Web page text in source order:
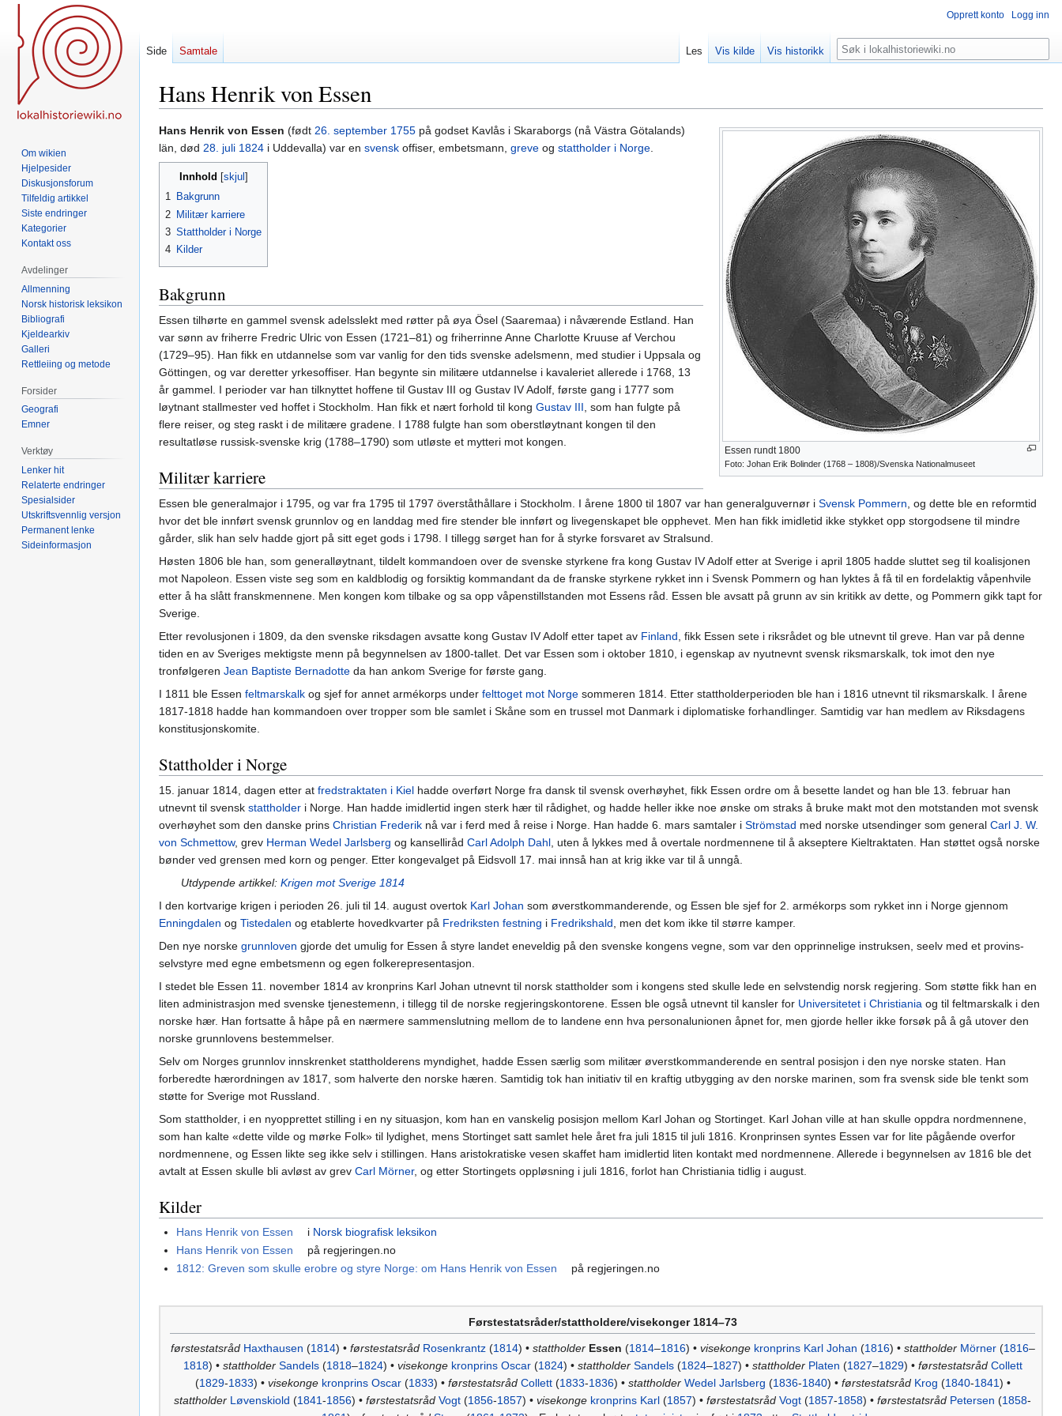
Hans Henrik von Essen
Hopp
til
navigering
Hopp
til
søk
Essen rundt 1800
Foto: Johan Erik Bolinder (1768 – 1808)/Svenska Nationalmuseet
Hans Henrik von Essen (født 26. september 1755 på godset Kavlås i Skaraborgs (nå Västra Götalands)
län, død 28. juli 1824 i Uddevalla) var en svensk offiser, embetsmann, greve og stattholder i Norge.
Innhold
1 Bakgrunn
2 Militær karriere
3 Stattholder i Norge
4 Kilder
Bakgrunn
Essen tilhørte en gammel svensk adelsslekt med røtter på øya Ösel (Saaremaa) i nåværende Estland. Han
var sønn av friherre Fredric Ulric von Essen (1721–81) og friherrinne Anne Charlotte Kruuse af Verchou
(1729–95). Han fikk en utdannelse som var vanlig for den tids svenske adelsmenn, med studier i Uppsala og
Göttingen, og var deretter yrkesoffiser. Han begynte sin militære utdannelse i kavaleriet allerede i 1768, 13
år gammel. I perioder var han tilknyttet hoffene til Gustav III og Gustav IV Adolf, første gang i 1777 som
løytnant stallmester ved hoffet i Stockholm. Han fikk et nært forhold til kong Gustav III, som han fulgte på
flere reiser, og steg raskt i de militære gradene. I 1788 fulgte han som oberstløytnant kongen til den
resultatløse russisk-svenske krig (1788–1790) som utløste et mytteri mot kongen.
Militær karriere
Essen ble generalmajor i 1795, og var fra 1795 til 1797 överståthållare i Stockholm. I årene 1800 til 1807 var han generalguvernør i Svensk Pommern, og dette ble en reformtid
hvor det ble innført svensk grunnlov og en landdag med fire stender ble innført og livegenskapet ble opphevet. Men han fikk imidletid ikke stykket opp storgodsene til mindre
gårder, slik han selv hadde gjort på sitt eget gods i 1798. I tillegg sørget han for å styrke forsvaret av Stralsund.
Høsten 1806 ble han, som generalløytnant, tildelt kommandoen over de svenske styrkene fra kong Gustav IV Adolf etter at Sverige i april 1805 hadde sluttet seg til koalisjonen
mot Napoleon. Essen viste seg som en kaldblodig og forsiktig kommandant da de franske styrkene rykket inn i Svensk Pommern og han lyktes å få til en fordelaktig våpenhvile
etter å ha slått franskmennene. Men kongen kom tilbake og sa opp våpenstillstanden mot Essens råd. Essen ble avsatt på grunn av sin kritikk av dette, og Pommern gikk tapt for
Sverige.
Etter revolusjonen i 1809, da den svenske riksdagen avsatte kong Gustav IV Adolf etter tapet av Finland, fikk Essen sete i riksrådet og ble utnevnt til greve. Han var på denne
tiden en av Sveriges mektigste menn på begynnelsen av 1800-tallet. Det var Essen som i oktober 1810, i egenskap av nyutnevnt svensk riksmarskalk, tok imot den nye
tronfølgeren Jean Baptiste Bernadotte da han ankom Sverige for første gang.
I 1811 ble Essen feltmarskalk og sjef for annet armékorps under felttoget mot Norge sommeren 1814. Etter stattholderperioden ble han i 1816 utnevnt til riksmarskalk. I årene
1817-1818 hadde han kommandoen over tropper som ble samlet i Skåne som en trussel mot Danmark i diplomatiske forhandlinger. Samtidig var han medlem av Riksdagens
konstitusjonskomite.
Stattholder i Norge
15. januar 1814, dagen etter at fredstraktaten i Kiel hadde overført Norge fra dansk til svensk overhøyhet, fikk Essen ordre om å besette landet og han ble 13. februar han
utnevnt til svensk stattholder i Norge. Han hadde imidlertid ingen sterk hær til rådighet, og hadde heller ikke noe ønske om straks å bruke makt mot den motstanden mot svensk
overhøyhet som den danske prins Christian Frederik nå var i ferd med å reise i Norge. Han hadde 6. mars samtaler i Strömstad med norske utsendinger som general Carl J. W.
von Schmettow, grev Herman Wedel Jarlsberg og kanselliråd Carl Adolph Dahl, uten å lykkes med å overtale nordmennene til å akseptere Kieltraktaten. Han støttet også norske
bønder ved grensen med korn og penger. Etter kongevalget på Eidsvoll 17. mai innså han at krig ikke var til å unngå.
Utdypende artikkel: Krigen mot Sverige 1814
I den kortvarige krigen i perioden 26. juli til 14. august overtok Karl Johan som øverstkommanderende, og Essen ble sjef for 2. armékorps som rykket inn i Norge gjennom
Enningdalen og Tistedalen og etablerte hovedkvarter på Fredriksten festning i Fredrikshald, men det kom ikke til større kamper.
Den nye norske grunnloven gjorde det umulig for Essen å styre landet eneveldig på den svenske kongens vegne, som var den opprinnelige instruksen, seelv med et provins-
selvstyre med egne embetsmenn og egen folkerepresentasjon.
I stedet ble Essen 11. november 1814 av kronprins Karl Johan utnevnt til norsk stattholder som i kongens sted skulle lede en selvstendig norsk regjering. Som støtte fikk han en
liten administrasjon med svenske tjenestemenn, i tillegg til de norske regjeringskontorene. Essen ble også utnevnt til kansler for Universitetet i Christiania og til feltmarskalk i den
norske hær. Han fortsatte å håpe på en nærmere sammenslutning mellom de to landene enn hva personalunionen åpnet for, men gjorde heller ikke forsøk på å gå utover den
norske grunnlovens bestemmelser.
Selv om Norges grunnlov innskrenket stattholderens myndighet, hadde Essen særlig som militær øverstkommanderende en sentral posisjon i den nye norske staten. Han
forberedte hærordningen av 1817, som halverte den norske hæren. Samtidig tok han initiativ til en kraftig utbygging av den norske marinen, som fra svensk side ble tenkt som
støtte for Sverige mot Russland.
Som stattholder, i en nyopprettet stilling i en ny situasjon, kom han en vanskelig posisjon mellom Karl Johan og Stortinget. Karl Johan ville at han skulle oppdra nordmennene,
som han kalte «dette vilde og mørke Folk» til lydighet, mens Stortinget satt samlet hele året fra juli 1815 til juli 1816. Kronprinsen syntes Essen var for lite pågående overfor
nordmennene, og Essen likte seg ikke selv i stillingen. Hans aristokratiske vesen skaffet ham imidlertid liten kontakt med nordmennene. Allerede i begynnelsen av 1816 ble det
avtalt at Essen skulle bli avløst av grev Carl Mörner, og etter Stortingets oppløsning i juli 1816, forlot han Christiania tidlig i august.
Kilder
Hans Henrik von Essen i Norsk biografisk leksikon
Hans Henrik von Essen
på regjeringen.no
1812: Greven som skulle erobre og styre Norge: om Hans Henrik von Essen
på regjeringen.no
Førstestatsråder/stattholdere/visekonger 1814–73
førstestatsråd Haxthausen (1814) • førstestatsråd Rosenkrantz(1814) • stattholder Essen (1814–1816) • visekonge kronprins Karl Johan (1816) • stattholder Mörner(1816–
1818) • stattholder Sandels(1818–1824) • visekonge kronprins Oscar(1824) • stattholder Sandels(1824–1827) • stattholder Platen (1827–1829) • førstestatsråd Collett
(1829-1833) • visekonge kronprins Oscar(1833) • førstestatsråd Collett(1833-1836) • stattholder Wedel Jarlsberg (1836-1840) • førstestatsråd Krog (1840-1841) •
stattholder Løvenskiold (1841-1856) • førstestatsråd Vogt (1856-1857) • visekonge kronprins Karl (1857) • førstestatsråd Vogt (1857-1858) • førstestatsråd Petersen (1858-
Opprett konto Logg inn
Side Samtale Les Vis kilde Vis historikk Søk
Om wikien
Hjelpesider
Diskusjonsforum
Tilfeldig artikkel
Siste endringer
Kategorier
Kontakt oss
Avdelinger
Allmenning
Norsk historisk leksikon
Bibliografi
Kjeldearkiv
Galleri
Rettleiing og metode
Forsider
Geografi
Emner
Verktøy
Lenker hit
Relaterte endringer
Spesialsider
Utskriftsvennlig versjon
Permanent lenke
Sideinformasjon